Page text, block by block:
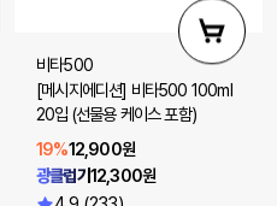
비타500
[메시지에디션] 비타500 100ml
20입 (선물용 케이스 포함)
19%12,900원
광클럽가12,300원